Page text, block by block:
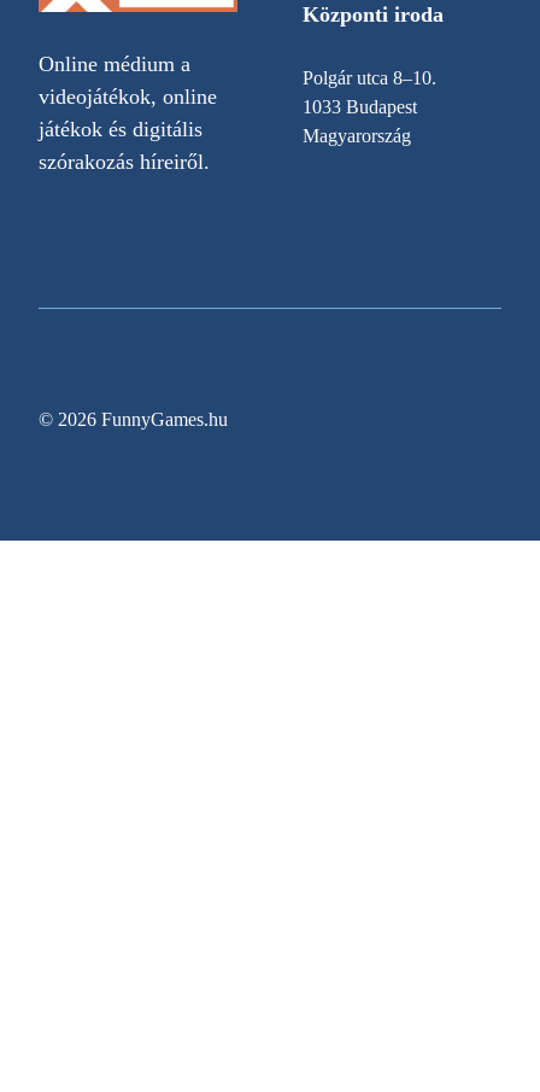
Online médium a
videojátékok, online
játékok és digitális
szórakozás híreiről.
Központi iroda
Polgár utca 8–10.
1033 Budapest
Magyarország
© 2026 FunnyGames.hu
Adatvédelem